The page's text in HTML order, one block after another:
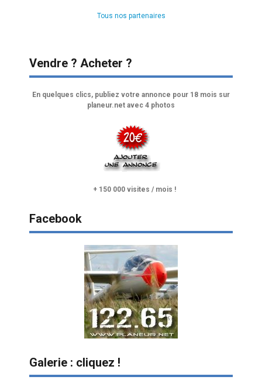
Tous nos partenaires
Vendre ? Acheter ?
En quelques clics, publiez votre annonce pour 18 mois sur
planeur.net avec 4 photos
+ 150 000 visites / mois !
Facebook
Galerie : cliquez !